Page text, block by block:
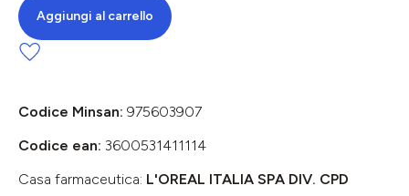
Aggiungi al carrello
Codice Minsan: 975603907
Codice ean: 3600531411114
Casa farmaceutica: L'OREAL ITALIA SPA DIV. CPD